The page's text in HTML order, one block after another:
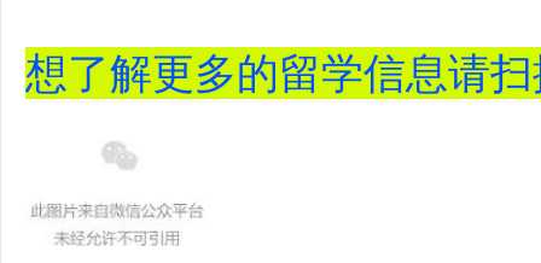
想了解更多的留学信息请